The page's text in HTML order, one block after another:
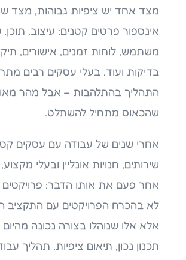
מצד אחד יש ציפיות גבוהות, מצד
משתמש, לוחות זמנים, אישורים,
בדיקות ועוד. בעלי עסקים רבים
התהליך בהתלהבות – אבל מהר
שהכאוס מתחיל להשתלט.
אחרי שנים של עבודה עם עסקים
שירותים, חנויות אונליין ובעלי
אחר פעם את אותו הדבר: פרויקטים
לא בהכרח הפרויקטים עם התקציב
אלא אלו שנוהלו בצורה נכונה
תכנון נכון, תיאום ציפיות, תהליך